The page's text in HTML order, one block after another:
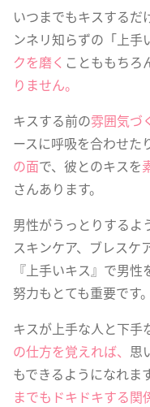
いつまでもキスするだ
ンネリ知らずの「上手
クを磨く ことももちろ
りません。
キスする前の雰囲気づ
ースに呼吸を合わせた
の面で、彼とのキスを
さんあります。
男性がうっとりするよ
スキンケア、ブレスケ
『上手いキス』で男
努力もとても重要です。
キスが上手な人と下手
の仕方を覚えれば、 思
もできるようになれま
までもドキドキする関